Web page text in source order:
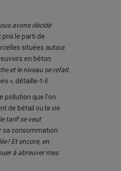
avons décidé
pris le parti de
situées autour
en béton
et le niveau se refait.
», détaille-t-il.
pollution que l'on
de bétail ou la vie
tarif se veut
sa consommation
! Et encore, en
à abreuver mes